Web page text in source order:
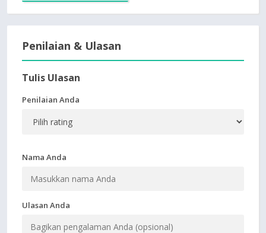
Penilaian & Ulasan
Tulis Ulasan
Penilaian Anda
Nama Anda
Ulasan Anda